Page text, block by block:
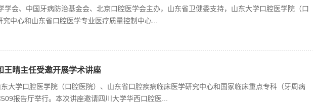
会、中国牙病防治基金会、北京口腔医学会主办，山东省卫健委支持，山东大学口腔医学院（口
中心和山东省口腔医学专业医疗质量控制中心...
王晴主任受邀开展学术讲座
大学口腔医学院（口腔医院）、山东省口腔疾病临床医学研究中心和国家临床重点专科（牙周病
报告厅举行。本次讲座邀请四川大学华西口腔医...